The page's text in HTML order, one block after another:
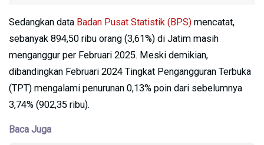
Sedangkan data Badan Pusat Statistik (BPS) mencatat,
sebanyak 894,50 ribu orang (3,61%) di Jatim masih
menganggur per Februari 2025. Meski demikian,
dibandingkan Februari 2024 Tingkat Pengangguran Terbuka
(TPT) mengalami penurunan 0,13% poin dari sebelumnya
3,74% (902,35 ribu).
Baca Juga